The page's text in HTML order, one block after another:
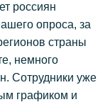
россиян
опроса, за
страны
немного
Сотрудники уже
графиком и